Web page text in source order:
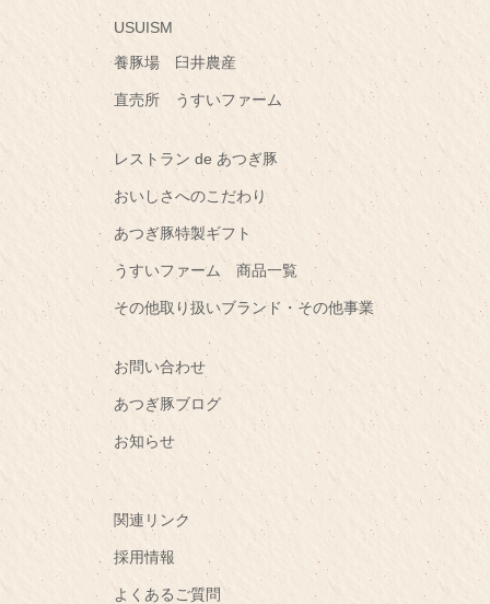
USUISM
養豚場 臼井農産
直売所 うすいファーム
レストラン de あつぎ豚
おいしさへのこだわり
あつぎ豚特製ギフト
うすいファーム 商品一覧
その他取り扱いブランド・その他事業
お問い合わせ
あつぎ豚ブログ
お知らせ
関連リンク
採用情報
よくあるご質問